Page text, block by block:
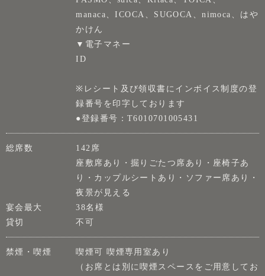
manaca、ICOCA、SUGOCA、nimoca、はや
かけん
▼電子マネー
ID
※レシート及び領収書にインボイス制度の登
録番号を印字しております
●登録番号：T6010701005431
総席数
142席
座敷席あり・掘りごたつ席あり・座椅子あ
り・カップルシートあり・ソファー席あり・
夜景が見える
宴会最大
38名様
貸切
不可
禁煙・喫煙
喫煙可 喫煙専用室あり
（お席とは別に喫煙スペースをご用意してお